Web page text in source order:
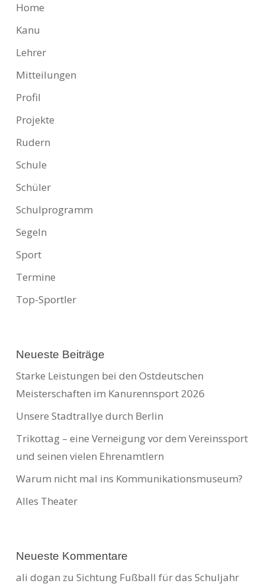
Home
Kanu
Lehrer
Mitteilungen
Profil
Projekte
Rudern
Schule
Schüler
Schulprogramm
Segeln
Sport
Termine
Top-Sportler
Neueste Beiträge
Starke Leistungen bei den Ostdeutschen
Meisterschaften im Kanurennsport 2026
Unsere Stadtrallye durch Berlin
Trikottag – eine Verneigung vor dem Vereinssport
und seinen vielen Ehrenamtlern
Warum nicht mal ins Kommunikationsmuseum?
Alles Theater
Neueste Kommentare
ali dogan zu Sichtung Fußball für das Schuljahr